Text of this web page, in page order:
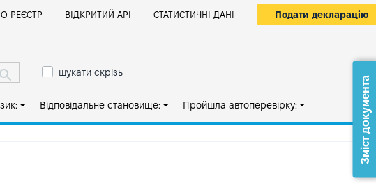
РЕЄСТР ВІДКРИТИЙ АРІ СТАТИСТИЧНІ ДАНІ Подати декларацію
шукати скрізь
Відповідальне становище: Пройшла автоперевірку: Зміст документа